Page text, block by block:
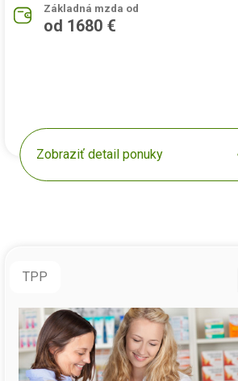
Základná mzda od
od 1680 €
Zobraziť detail ponuky
TPP